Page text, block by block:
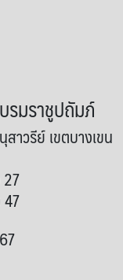
รมราชูปถัมภ์
าวรีย์ เขตบางเขน